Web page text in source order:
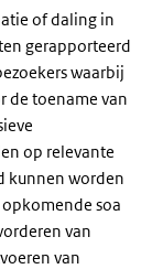
of daling in
gerapporteerd
waarbij
de toename van
op relevante
kunnen worden
soa
van
van